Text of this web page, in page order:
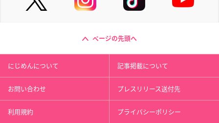
ページの先頭へ
にじめんについて 記事掲載について
お問い合わせ プレスリリース送付先
利用規約 プライバシーポリシー